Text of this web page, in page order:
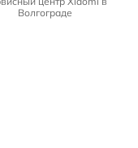
Волгограде